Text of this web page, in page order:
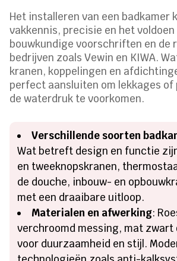
Het installeren van een badkamer
vakkennis, precisie en het voldoen
bouwkundige voorschriften en de
bedrijven zoals Vewin en KIWA.
kranen, koppelingen en
perfect aansluiten om lekkages of
de waterdruk te voorkomen.
Verschillende soorten
Wat betreft design en functie
en tweeknopskranen,
de douche, inbouw- en
met een draaibare uitloop.
Materialen en afwerking:
verchroomd messing, mat zwart
voor duurzaamheid en stijl.